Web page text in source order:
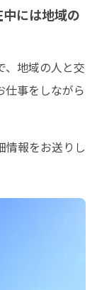
には地域の
、地域の人と交
仕事をしながら
報をお送りし